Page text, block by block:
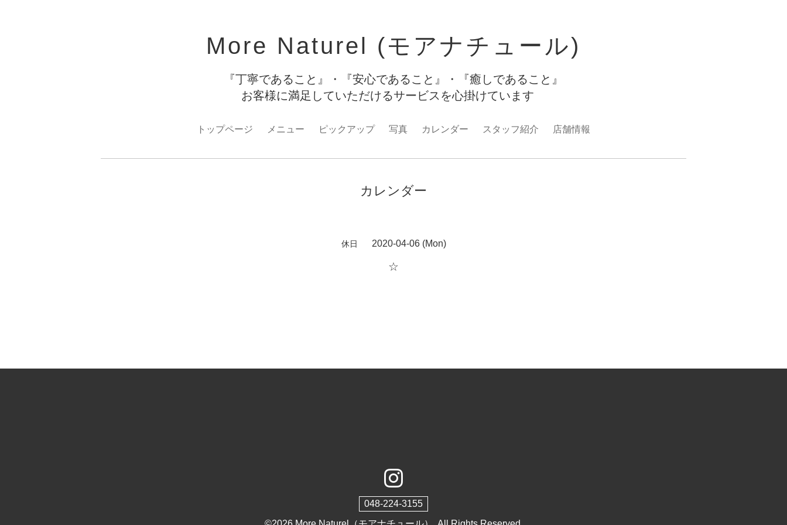
More Naturel (モアナチュール)
『丁寧であること』・『安心であること』・『癒しであること』
お客様に満足していただけるサービスを心掛けています
トップページ メニュー ピックアップ 写真 カレンダー スタッフ紹介 店舗情報
カレンダー
休日 2020-04-06 (Mon)
☆
048-224-3155